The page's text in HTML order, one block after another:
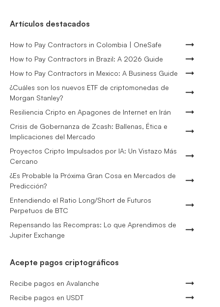
Artículos destacados
How to Pay Contractors in Colombia | OneSafe
How to Pay Contractors in Brazil: A 2026 Guide
How to Pay Contractors in Mexico: A Business Guide
¿Cuáles son los nuevos ETF de criptomonedas de
Morgan Stanley?
Resiliencia Cripto en Apagones de Internet en Irán
Crisis de Gobernanza de Zcash: Ballenas, Ética e
Implicaciones del Mercado
Proyectos Cripto Impulsados por IA: Un Vistazo Más
Cercano
¿Es Probable la Próxima Gran Cosa en Mercados de
Predicción?
Entendiendo el Ratio Long/Short de Futuros
Perpetuos de BTC
Repensando las Recompras: Lo que Aprendimos de
Jupiter Exchange
Acepte pagos criptográficos
Recibe pagos en Avalanche
Recibe pagos en USDT